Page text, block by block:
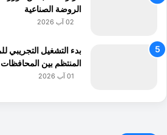
الروضة الصناعية
02 آب 2026
بدء التشغيل التجريبي
المنتظم بين المحافظات
01 آب 2026